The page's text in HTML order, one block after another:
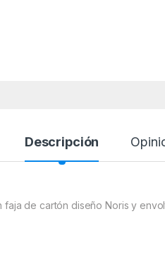
Descripción
de cartón diseño Noris y